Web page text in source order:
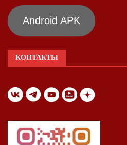
Android APK
КОНТАКТЫ